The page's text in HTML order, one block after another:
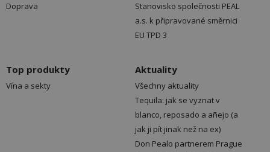
Doprava
Stanovisko společnosti PEAL
a.s. k připravované směrnici
EU TPD 3
Top produkty
Vína a sekty
Aktuality
Všechny aktuality
Tequila: jak se vyznat v
blanco, reposado a añejo (a
jak ji pít jinak než na ex)
Don Pealo partnerem Prague